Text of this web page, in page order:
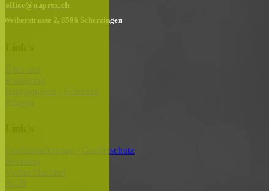
office@naprex.ch
Weiherstrasse 2, 8596 Scherzingen
Über uns
Reinigung
Imprägnieren / Schützen
Pflegen
Graffitientfernung / Graffitischutz
Beratung
Vorher/Nachher
AGB